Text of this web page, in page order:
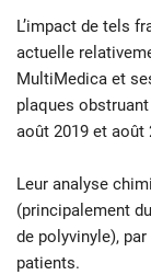
L’impact de tels
actuelle
MultiMedica et
plaques
août 2019 et août
Leur analyse
(principalement
de polyvinyle),
patients.